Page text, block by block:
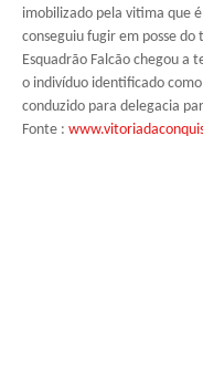
imobilizado pela vitima que
conseguiu fugir em posse
Esquadrão Falcão chegou a
o indivíduo identificado
conduzido para delegacia
Fonte :